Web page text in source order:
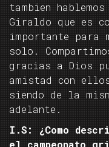
tambien
Giraldo que es
importante para
solo.
gracias a Dios
amistad con
siendo de la
adelante.
I.S: ¿Como